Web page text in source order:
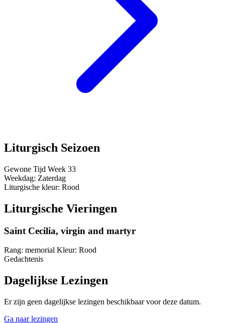
Liturgisch Seizoen
Gewone Tijd Week 33
Weekdag: Zaterdag
Liturgische kleur: Rood
Liturgische Vieringen
Saint Cecilia, virgin and martyr
Rang: memorial Kleur: Rood
Gedachtenis
Dagelijkse Lezingen
Er zijn geen dagelijkse lezingen beschikbaar voor deze datum.
Ga naar lezingen